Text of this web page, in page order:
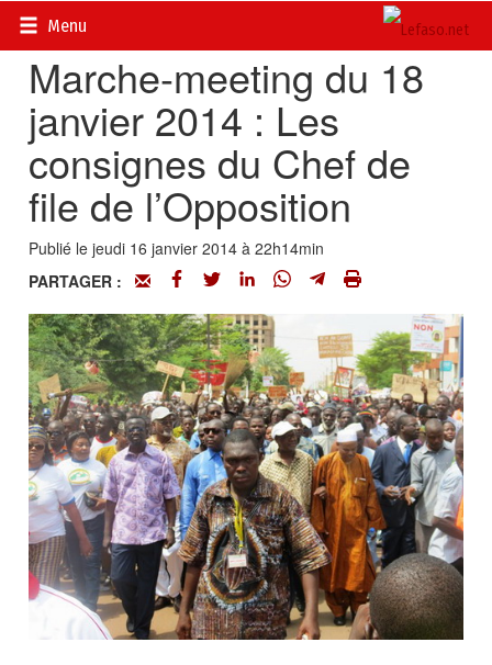
Menu
Accueil>
Marche-meeting du 18
janvier 2014 : Les
consignes du Chef de
file de l’Opposition
Publié le jeudi 16 janvier 2014 à 22h14min
PARTAGER :